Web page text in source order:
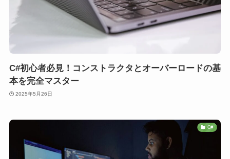
C#初心者必見！コンストラクタとオーバーロードの基
本を完全マスター
2025年5月26日
C#